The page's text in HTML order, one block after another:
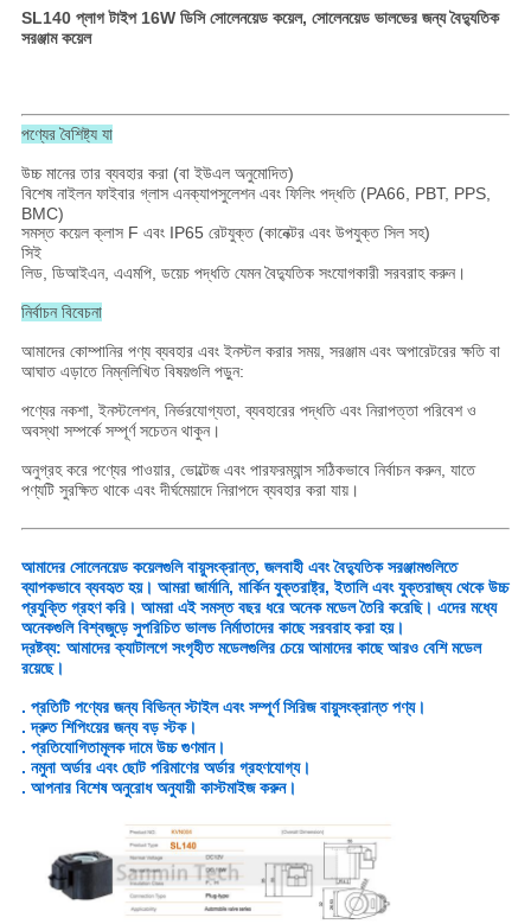
SL140 প্লাগ টাইপ 16W ডিসি সোলেনয়েড কয়েল, সোলেনয়েড ভালভের জন্য বৈদ্যুতিক
সরঞ্জাম কয়েল
পণ্যের বৈশিষ্ট্য যা
উচ্চ মানের তার ব্যবহার করা (বা ইউএল অনুমোদিত)
বিশেষ নাইলন ফাইবার গ্লাস এনক্যাপসুলেশন এবং ফিলিং পদ্ধতি (PA66, PBT, PPS,
BMC)
সমস্ত কয়েল ক্লাস F এবং IP65 রেটযুক্ত (কানেক্টর এবং উপযুক্ত সিল সহ)
সিই
লিড, ডিআইএন, এএমপি, ডয়েচ পদ্ধতি যেমন বৈদ্যুতিক সংযোগকারী সরবরাহ করুন।
নির্বাচন বিবেচনা
আমাদের কোম্পানির পণ্য ব্যবহার এবং ইনস্টল করার সময়, সরঞ্জাম এবং অপারেটরের ক্ষতি বা
আঘাত এড়াতে নিম্নলিখিত বিষয়গুলি পড়ুন:
পণ্যের নকশা, ইনস্টলেশন, নির্ভরযোগ্যতা, ব্যবহারের পদ্ধতি এবং নিরাপত্তা পরিবেশ ও
অবস্থা সম্পর্কে সম্পূর্ণ সচেতন থাকুন।
অনুগ্রহ করে পণ্যের পাওয়ার, ভোল্টেজ এবং পারফরম্যান্স সঠিকভাবে নির্বাচন করুন, যাতে
পণ্যটি সুরক্ষিত থাকে এবং দীর্ঘমেয়াদে নিরাপদে ব্যবহার করা যায়।
আমাদের সোলেনয়েড কয়েলগুলি বায়ুসংক্রান্ত, জলবাহী এবং বৈদ্যুতিক সরঞ্জামগুলিতে
ব্যাপকভাবে ব্যবহৃত হয়। আমরা জার্মানি, মার্কিন যুক্তরাষ্ট্র, ইতালি এবং যুক্তরাজ্য থেকে উচ্চ
প্রযুক্তি গ্রহণ করি। আমরা এই সমস্ত বছর ধরে অনেক মডেল তৈরি করেছি। এদের মধ্যে
অনেকগুলি বিশ্বজুড়ে সুপরিচিত ভালভ নির্মাতাদের কাছে সরবরাহ করা হয়।
দ্রষ্টব্য: আমাদের ক্যাটালগে সংগৃহীত মডেলগুলির চেয়ে আমাদের কাছে আরও বেশি মডেল
রয়েছে।
. প্রতিটি পণ্যের জন্য বিভিন্ন স্টাইল এবং সম্পূর্ণ সিরিজ বায়ুসংক্রান্ত পণ্য।
. দ্রুত শিপিংয়ের জন্য বড় স্টক।
. প্রতিযোগিতামূলক দামে উচ্চ গুণমান।
. নমুনা অর্ডার এবং ছোট পরিমাণের অর্ডার গ্রহণযোগ্য।
. আপনার বিশেষ অনুরোধ অনুযায়ী কাস্টমাইজ করুন।